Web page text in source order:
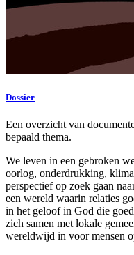
Dossier
Een overzicht van
bepaald thema.
We leven in een gebroken
oorlog, onderdrukking,
perspectief op zoek gaan
een wereld waarin relaties
in het geloof in God die
zich samen met lokale
wereldwijd in voor mensen